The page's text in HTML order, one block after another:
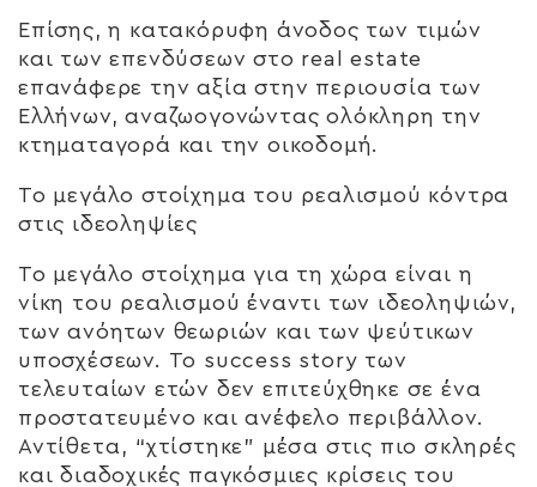
Επίσης, η κατακόρυφη άνοδος των τιμών
και των επενδύσεων στο real estate
επανάφερε την αξία στην περιουσία των
Ελλήνων, αναζωογονώντας ολόκληρη την
κτηματαγορά και την οικοδομή.
Το μεγάλο στοίχημα του ρεαλισμού κόντρα
στις ιδεοληψίες
Το μεγάλο στοίχημα για τη χώρα είναι η
νίκη του ρεαλισμού έναντι των ιδεοληψιών,
των ανόητων θεωριών και των ψεύτικων
υποσχέσεων. Το success story των
τελευταίων ετών δεν επιτεύχθηκε σε ένα
προστατευμένο και ανέφελο περιβάλλον.
Αντίθετα, “χτίστηκε” μέσα στις πιο σκληρές
και διαδοχικές παγκόσμιες κρίσεις του